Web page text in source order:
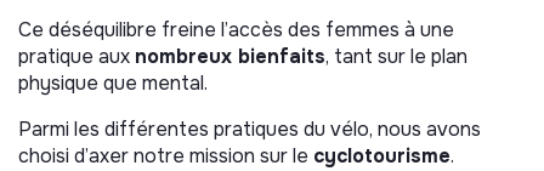
Ce déséquilibre freine l’accès des femmes à une
pratique aux nombreux bienfaits, tant sur le plan
physique que mental.
Parmi les différentes pratiques du vélo, nous avons
choisi d’axer notre mission sur le cyclotourisme.